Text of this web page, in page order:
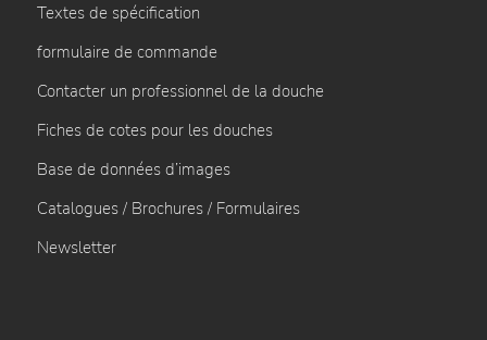
Textes de spécification
formulaire de commande
Contacter un professionnel de la douche
Fiches de cotes pour les douches
Base de données d’images
Catalogues / Brochures / Formulaires
Newsletter